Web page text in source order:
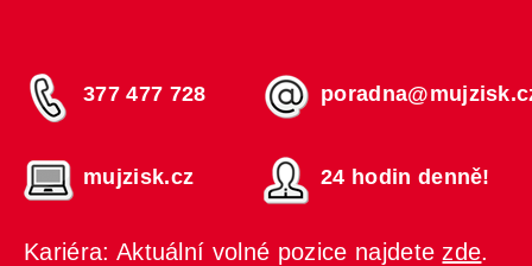
377 477 728
mujzisk.cz 24 hodin denně!
Kariéra: Aktuální volné pozice najdete zde.